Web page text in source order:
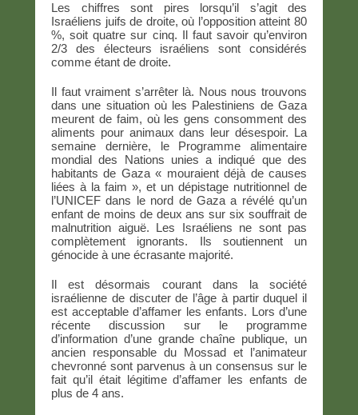
Les chiffres sont pires lorsqu’il s’agit des
Israéliens juifs de droite, où l’opposition atteint 80
%, soit quatre sur cinq. Il faut savoir qu’environ
2/3 des électeurs israéliens sont considérés
comme étant de droite.
Il faut vraiment s’arrêter là. Nous nous trouvons
dans une situation où les Palestiniens de Gaza
meurent de faim, où les gens consomment des
aliments pour animaux dans leur désespoir. La
semaine dernière, le Programme alimentaire
mondial des Nations unies a indiqué que des
habitants de Gaza « mouraient déjà de causes
liées à la faim », et un dépistage nutritionnel de
l’UNICEF dans le nord de Gaza a révélé qu’un
enfant de moins de deux ans sur six souffrait de
malnutrition aiguë. Les Israéliens ne sont pas
complètement ignorants. Ils soutiennent un
génocide à une écrasante majorité.
Il est désormais courant dans la société
israélienne de discuter de l’âge à partir duquel il
est acceptable d’affamer les enfants. Lors d’une
récente discussion sur le programme
d’information d’une grande chaîne publique, un
ancien responsable du Mossad et l’animateur
chevronné sont parvenus à un consensus sur le
fait qu’il était légitime d’affamer les enfants de
plus de 4 ans.